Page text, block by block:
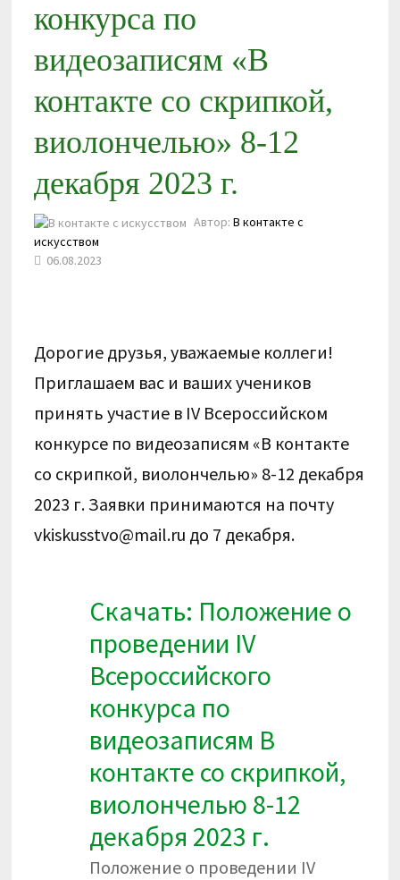
конкурса по
видеозаписям «В
контакте со скрипкой,
виолончелью» 8-12
декабря 2023 г.
Автор:В контакте с
искусством
06.08.2023
Дорогие друзья, уважаемые коллеги!
Приглашаем вас и ваших учеников
принять участие в IV Всероссийском
конкурсе по видеозаписям «В контакте
со скрипкой, виолончелью» 8-12 декабря
2023 г. Заявки принимаются на почту
vkiskusstvo@mail.ru до 7 декабря.
Скачать: Положение о
проведении IV
Всероссийского
конкурса по
видеозаписям В
контакте со скрипкой,
виолончелью 8-12
декабря 2023 г.
Положение о проведении IV